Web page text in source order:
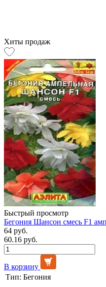
Хиты продаж
Быстрый просмотр
Бегония Шансон смесь F1
64 руб.
60.16 руб.
В корзину
Тип: Бегония